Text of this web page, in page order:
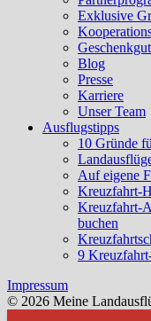
Exklusive
Blog
Presse
Karriere
Unser Team
Ausflugstipps
10 Gründe
Auf eigene
Kreuzfahrt-
Kreuzfahrt-
buchen
9
Impressum
© 2026 Meine